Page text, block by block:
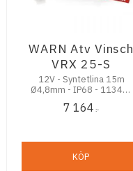
WARN Atv Vinsch
VRX 25-S
12V - Syntetlina 15m
Ø4,8mm - IP68 - 1134kg
7 164 :-
KÖP